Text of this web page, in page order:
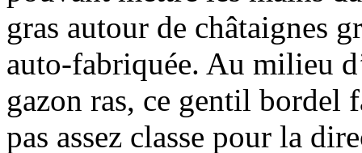
gras autour de châtaignes
auto-fabriquée. Au milieu
gazon ras, ce gentil
pas assez classe pour la